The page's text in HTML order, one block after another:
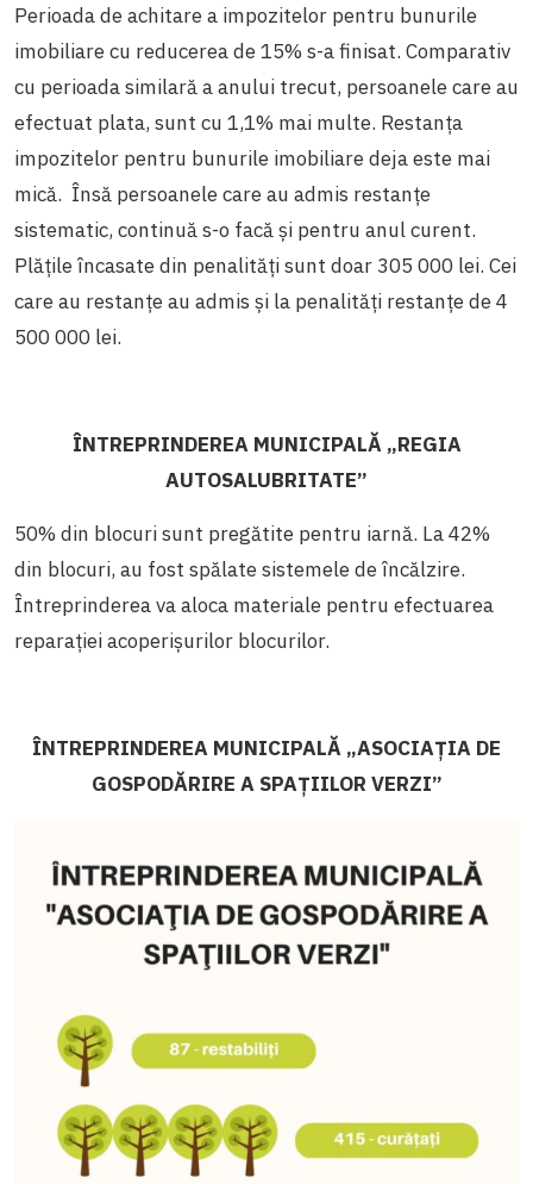
Perioada de achitare a impozitelor pentru bunurile
imobiliare cu reducerea de 15% s-a finisat. Comparativ
cu perioada similară a anului trecut, persoanele care au
efectuat plata, sunt cu 1,1% mai multe. Restanța
impozitelor pentru bunurile imobiliare deja este mai
mică. Însă persoanele care au admis restanțe
sistematic, continuă s-o facă și pentru anul curent.
Plățile încasate din penalități sunt doar 305 000 lei. Cei
care au restanțe au admis și la penalități restanțe de 4
500 000 lei.
ÎNTREPRINDEREA MUNICIPALĂ „REGIA
AUTOSALUBRITATE”
50% din blocuri sunt pregătite pentru iarnă. La 42%
din blocuri, au fost spălate sistemele de încălzire.
Întreprinderea va aloca materiale pentru efectuarea
reparației acoperișurilor blocurilor.
ÎNTREPRINDEREA MUNICIPALĂ „ASOCIAȚIA DE
GOSPODĂRIRE A SPAȚIILOR VERZI”